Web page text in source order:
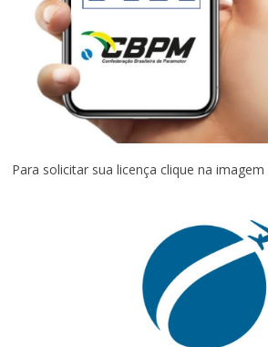
Para solicitar sua licença clique na imagem